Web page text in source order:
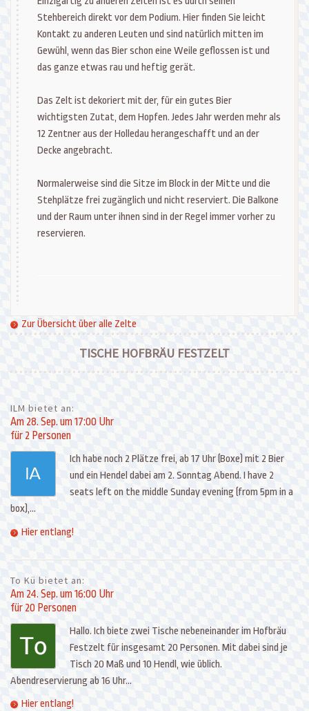
Stehbereich direkt vor dem Podium. Hier finden Sie leicht
Kontakt zu anderen Leuten und sind natürlich mitten im
Gewühl, wenn das Bier schon eine Weile geflossen ist und
das ganze etwas rau und heftig gerät.
Das Zelt ist dekoriert mit der, für ein gutes Bier
wichtigsten Zutat, dem Hopfen. Jedes Jahr werden mehr als
12 Zentner aus der Holledau herangeschafft und an der
Decke angebracht.
Normalerweise sind die Sitze im Block in der Mitte und die
Stehplätze frei zugänglich und nicht reserviert. Die Balkone
und der Raum unter ihnen sind in der Regel immer vorher zu
reservieren.
Zur Übersicht über alle Zelte
TISCHE HOFBRÄU FESTZELT
ILM bietet an:
Am 28. Sep. um 17:00 Uhr
für 2 Personen
Ich habe noch 2 Plätze frei, ab 17 Uhr (Boxe) mit 2 Bier
und ein Hendel dabei am 2. Sonntag Abend. I have 2
seats left on the middle Sunday evening (from 5pm in a
box),...
Hier entlang!
To Kü bietet an:
Am 24. Sep. um 16:00 Uhr
für 20 Personen
Hallo. Ich biete zwei Tische nebeneinander im Hofbräu
Festzelt für insgesamt 20 Personen. Mit dabei sind je
Tisch 20 Maß und 10 Hendl, wie üblich.
Abendreservierung ab 16 Uhr...
Hier entlang!